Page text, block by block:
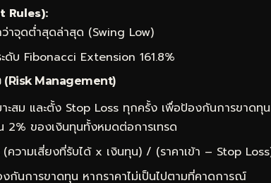
Rules):
าจุดต่ำสุดล่าสุด (Swing Low)
บ Fibonacci Extension 161.8%
(Risk Management)
ะสม และตั้ง Stop Loss ทุกครั้ง เพื่อป้องกันการขาดทุน
2% ของเงินทุนทั้งหมดต่อการเทรด
(ความเสี่ยงที่รับได้ x เงินทุน) / (ราคาเข้า – Stop
กันการขาดทุน หากราคาไม่เป็นไปตามที่คาดการณ์